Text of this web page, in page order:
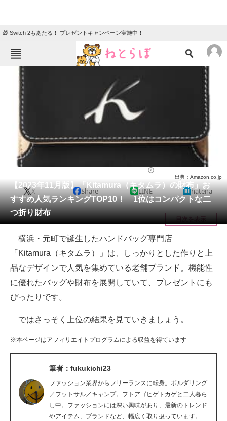
🎁 Switch 2もあたる！ プレゼントキャンペーン実施中！
ねとらぼメニュー
ニュース
エンタメ クイズ
グルメ
住まい 教育・育児
会員記事
メディア
注目記事を集めた総合ページ
ITの今と未来を見通す
スマホと通信の最新トレンド
好きが集まる 比べて選べる
ビジネスと働き方のヒント
企業ITのトレンドを詳説
経営リーダーのコミュニティ
【2023年11月版】「Kitamura（キタムラ）の財布」お
すすめ人気ランキングTOP10！ 1位はコンパクトな二
つ折り財布
出典：Amazon.co.jp
X Share LINE hatena
目次を表示
横浜・元町で誕生したハンドバッグ専門店
「Kitamura（キタムラ）」は、しっかりとした作りと上
品なデザインで人気を集めている老舗ブランド。機能性
に優れたバッグや財布を展開していて、プレゼントにも
ぴったりです。
ではさっそく上位の結果を見ていきましょう。
※本ページはアフィリエイトプログラムによる収益を得ています
筆者：fukukichi23
ファッション業界からフリーランスに転身。ボルダリング
／フットサル／キャンプ。フトアゴヒゲトカゲと二人暮ら
し中。ファッションには深い興味があり、最新のトレンド
やアイテム、ブランドなど、幅広く取り扱っています。